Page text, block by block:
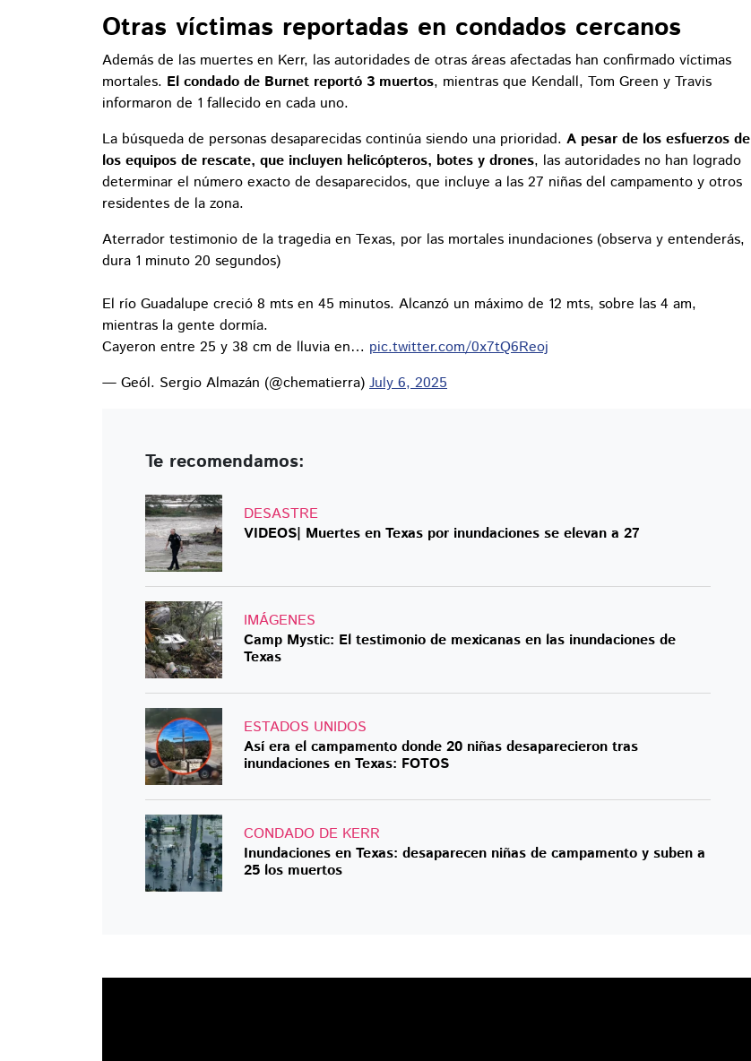
Otras víctimas reportadas en condados cercanos
Además de las muertes en Kerr, las autoridades de otras áreas afectadas han confirmado víctimas
mortales. El condado de Burnet reportó 3 muertos, mientras que Kendall, Tom Green y Travis
informaron de 1 fallecido en cada uno.
La búsqueda de personas desaparecidas continúa siendo una prioridad. A pesar de los esfuerzos de
los equipos de rescate, que incluyen helicópteros, botes y drones, las autoridades no han logrado
determinar el número exacto de desaparecidos, que incluye a las 27 niñas del campamento y otros
residentes de la zona.
Aterrador testimonio de la tragedia en Texas, por las mortales inundaciones (observa y entenderás,
dura 1 minuto 20 segundos)
El río Guadalupe creció 8 mts en 45 minutos. Alcanzó un máximo de 12 mts, sobre las 4 am,
mientras la gente dormía.
Cayeron entre 25 y 38 cm de lluvia en… pic.twitter.com/0x7tQ6Reoj
— Geól. Sergio Almazán (@chematierra) July 6, 2025
Te recomendamos:
DESASTRE
VIDEOS| Muertes en Texas por inundaciones se elevan a 27
IMÁGENES
Camp Mystic: El testimonio de mexicanas en las inundaciones de
Texas
ESTADOS UNIDOS
Así era el campamento donde 20 niñas desaparecieron tras
inundaciones en Texas: FOTOS
CONDADO DE KERR
Inundaciones en Texas: desaparecen niñas de campamento y suben a
25 los muertos